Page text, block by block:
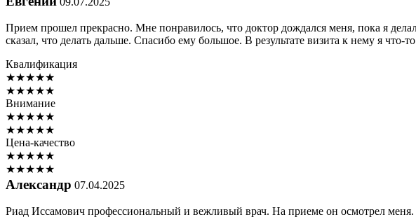
Прием прошел прекрасно. Мне понравилось, что доктор дождался меня, пока я
сказал, что делать дальше. Спасибо ему большое. В результате визита к нему я что-
Квалификация
★★★★★
★★★★★
Внимание
★★★★★
★★★★★
Цена-качество
★★★★★
★★★★★
Александр 07.04.2025
Риад Иссамович профессиональный и вежливый врач. На приеме он осмотрел меня.